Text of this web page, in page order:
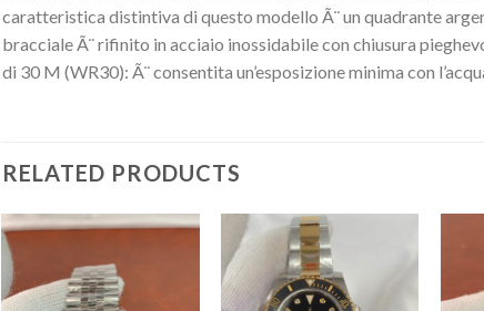
caratteristica distintiva di questo modello Ã¨ un quadrante
bracciale Ã¨ rifinito in acciaio inossidabile con chiusura
di 30 M (WR30): Ã¨ consentita un’esposizione minima con
RELATED PRODUCTS